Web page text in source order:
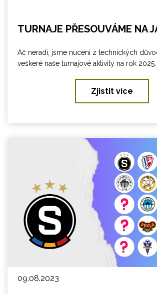
TURNAJE PŘESOUVÁME NA
Ač neradi, jsme nuceni z technických
veškeré naše turnajové aktivity na rok 2025.
Zjistit více
09.08.2023